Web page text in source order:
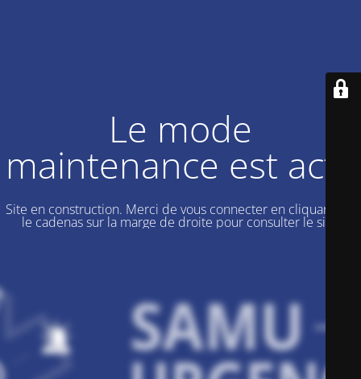
Le mode
maintenance est actif
Site en construction. Merci de vous connecter en cliquant sur
le cadenas sur la marge de droite pour consulter le site.